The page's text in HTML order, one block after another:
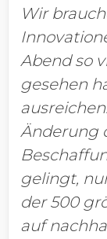
Wir
Abend so
gesehen
Änderung
gelingt,
der 500
auf